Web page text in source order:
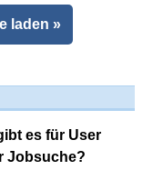
laden »
es für User
Jobsuche?